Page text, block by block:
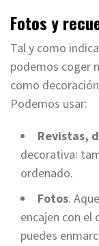
Fotos y
Tal y como
podemos coger
como
Podemos usar:
Revistas,
decorativa:
ordenado.
Fotos.
encajen con el
puedes